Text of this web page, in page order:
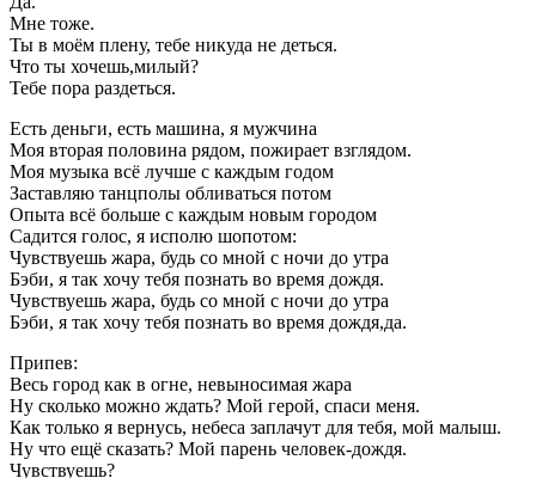
Мне тоже.
Ты в моём плену, тебе никуда не деться.
Что ты хочешь,милый?
Тебе пора раздеться.
Есть деньги, есть машина, я мужчина
Моя вторая половина рядом, пожирает взглядом.
Моя музыка всё лучше с каждым годом
Заставляю танцполы обливаться потом
Опыта всё больше с каждым новым городом
Садится голос, я исполю шопотом:
Чувствуешь жара, будь со мной с ночи до утра
Бэби, я так хочу тебя познать во время дождя.
Чувствуешь жара, будь со мной с ночи до утра
Бэби, я так хочу тебя познать во время дождя,да.
Припев:
Весь город как в огне, невыносимая жара
Ну сколько можно ждать? Мой герой, спаси меня.
Как только я вернусь, небеса заплачут для тебя, мой малыш.
Ну что ещё сказать? Мой парень человек-дождя.
Чувствуешь?